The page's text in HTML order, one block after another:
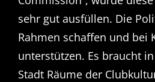
sehr gut ausfüllen. Die
Rahmen schaffen und bei
unterstützen. Es braucht
Stadt Räume der